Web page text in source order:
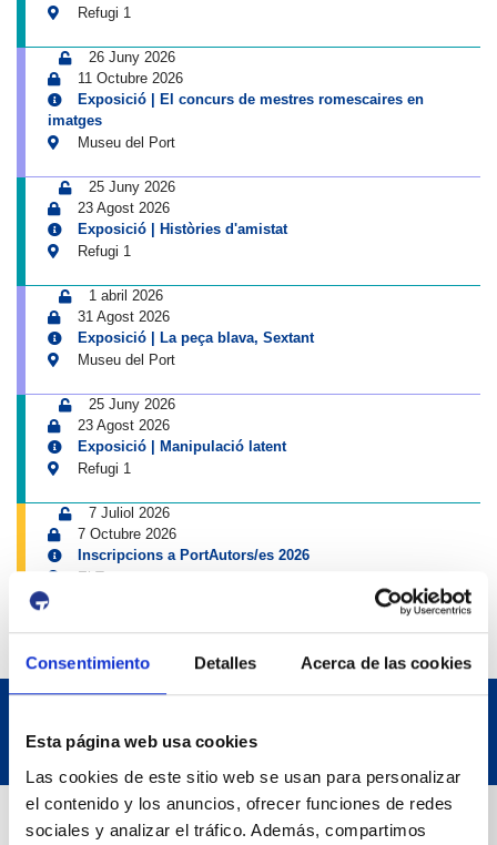
Consentimiento Detalles Acerca de las cookies
Esta página web usa cookies
Las cookies de este sitio web se usan para personalizar
el contenido y los anuncios, ofrecer funciones de redes
sociales y analizar el tráfico. Además, compartimos
Refugi 1
26 Juny 2026
11 Octubre 2026
Exposició | El concurs de mestres romescaires en
imatges
Museu del Port
25 Juny 2026
23 Agost 2026
Exposició | Històries d'amistat
Refugi 1
1 abril 2026
31 Agost 2026
Exposició | La peça blava, Sextant
Museu del Port
25 Juny 2026
23 Agost 2026
Exposició | Manipulació latent
Refugi 1
7 Juliol 2026
7 Octubre 2026
Inscripcions a PortAutors/es 2026
El Teatret
Dades de Contacte